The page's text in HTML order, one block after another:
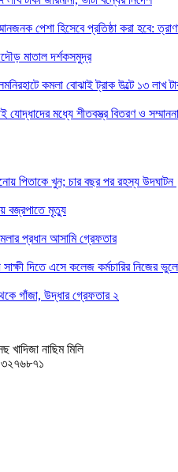
পেশা হিসেবে প্রতিষ্ঠা করা হবে:
মাতাল দর্শকসমুদ্র
কমলা বোঝাই ট্রাক উল্টে ১৩ লাখ
যোদ্ধাদের মধ্যে শীতবস্ত্র বিতরণ ও
পিতাকে খুন; চার বছর পর রহস্য উদঘাটন
বজ্রপাতে মৃত্যু
প্রধান আসামি গ্রেফতার
সাক্ষী দিতে এসে কলেজ কর্মচারির নিজের
গাঁজা, উদ্ধার গ্রেফতার ২
খাদিজা নাছিম মিলি